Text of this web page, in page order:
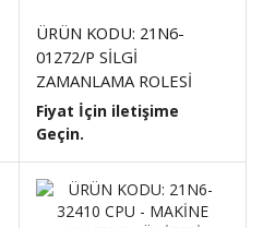
ÜRÜN KODU: 21N6-
01272/P SİLGİ
ZAMANLAMA ROLESİ
Fiyat İçin iletişime
Geçin.